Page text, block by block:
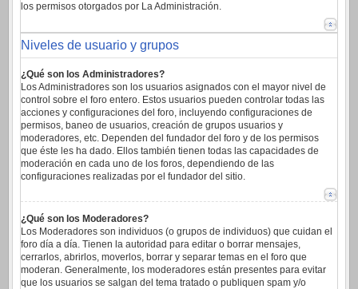
los permisos otorgados por La Administración.
Niveles de usuario y grupos
¿Qué son los Administradores?
Los Administradores son los usuarios asignados con el mayor nivel de
control sobre el foro entero. Estos usuarios pueden controlar todas las
acciones y configuraciones del foro, incluyendo configuraciones de
permisos, baneo de usuarios, creación de grupos usuarios y
moderadores, etc. Dependen del fundador del foro y de los permisos
que éste les ha dado. Ellos también tienen todas las capacidades de
moderación en cada uno de los foros, dependiendo de las
configuraciones realizadas por el fundador del sitio.
¿Qué son los Moderadores?
Los Moderadores son individuos (o grupos de individuos) que cuidan el
foro día a día. Tienen la autoridad para editar o borrar mensajes,
cerrarlos, abrirlos, moverlos, borrar y separar temas en el foro que
moderan. Generalmente, los moderadores están presentes para evitar
que los usuarios se salgan del tema tratado o publiquen spam y/o